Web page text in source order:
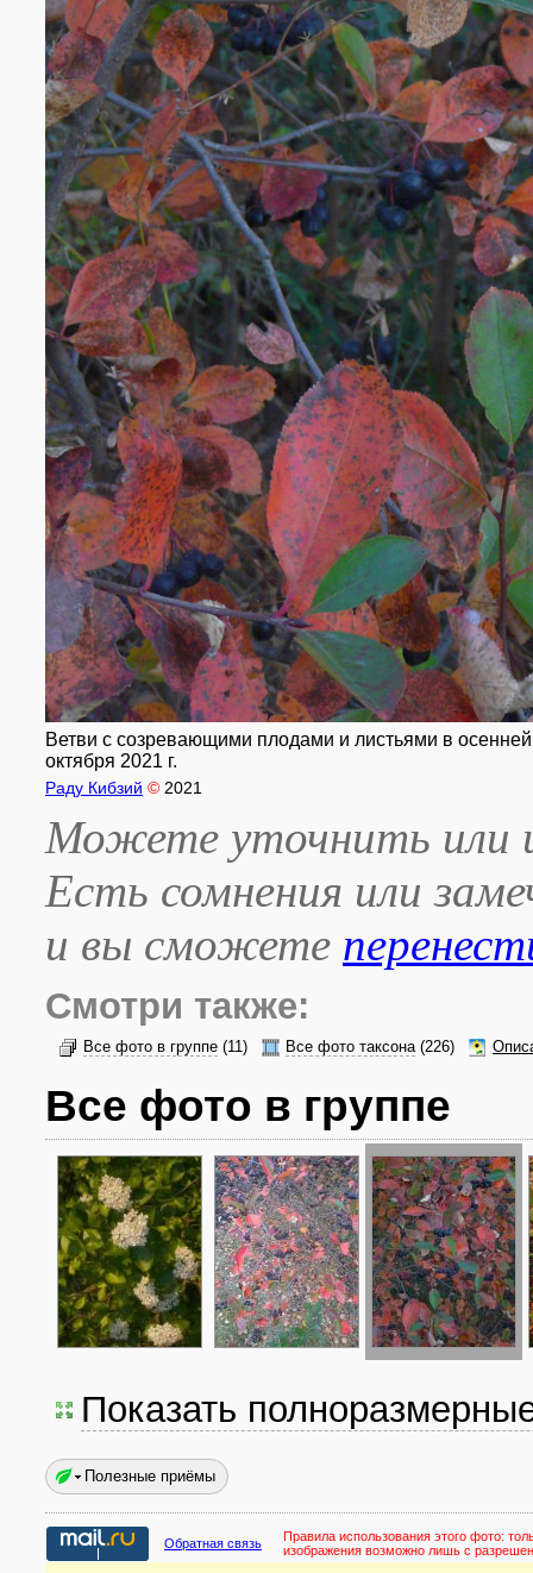
Ветви с созревающими плодами и листьями в
октября 2021 г.
Раду Кибзий © 2021
Можете уточнить или
Есть сомнения или
и вы сможете
Смотри также:
Все фото в группе (11) Все фото таксона(226)
Все фото в группе
Показать
Полезные приёмы
Обратная связь Правила использования этого фото:
изображения возможно лишь с